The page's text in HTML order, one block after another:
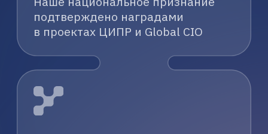
НОВОСТИ
И МЕРОПРИЯТИЯ